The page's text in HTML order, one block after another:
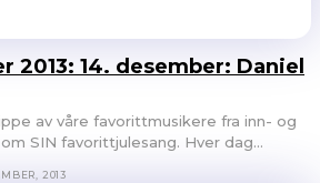
2013: 14. desember: Daniel
av våre favorittmusikere fra inn- og
SIN favorittjulesang. Hver dag...
2013